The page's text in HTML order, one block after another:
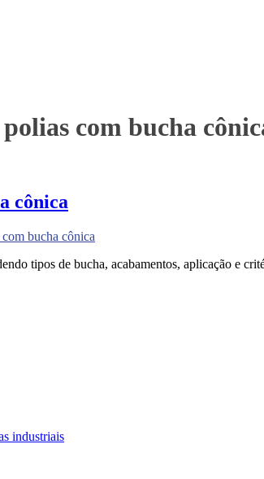
com bucha
cônica
bucha cônica
tipos de bucha, acabamentos, aplicação e
industriais